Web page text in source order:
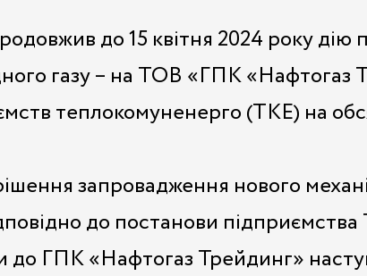
до 15 квітня 2024 року
газу – на ТОВ «ГПК «Нафтогаз
теплокомуненерго (ТКЕ) на
запровадження нового
до постанови
до ГПК «Нафтогаз Трейдинг»